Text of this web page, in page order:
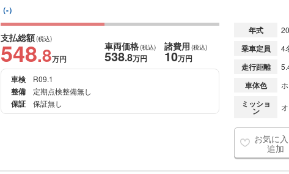
（-）
支払総額(税込)
548.8万円
車両価格(税込)
538.8万円
諸費用 (税込)
10万円
車検
R09.1
整備 定期点検整備無し
保証 保証無し
年式
乗車定員 4
走行距離
車体色
ミッショ
ン
お気に
追加